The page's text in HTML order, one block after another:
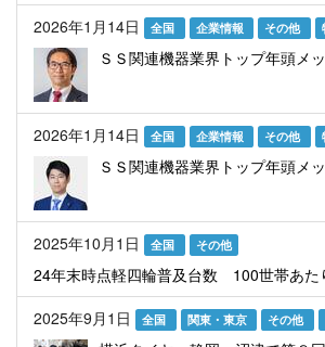
2026年1月14日 全国 企業情報 その他
ＳＳ関連機器業界トップ年頭メ
2026年1月14日 全国 企業情報 その他
ＳＳ関連機器業界トップ年頭メ
2025年10月1日 全国 その他
24年末時点軽四輪普及台数 100世帯あた
2025年9月1日
全国 関東・東京 その他